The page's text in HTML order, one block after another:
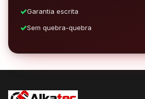
Garantia escrita
Sem quebra-quebra